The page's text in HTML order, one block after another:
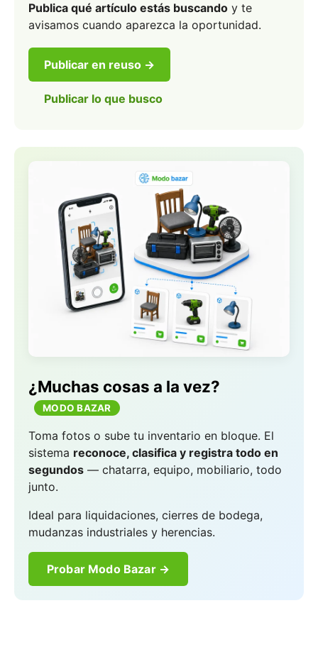
Publica qué artículo estás buscando y te
avisamos cuando aparezca la oportunidad.
Publicar en reuso →
Publicar lo que busco
¿Muchas cosas a la vez?
MODO BAZAR
Toma fotos o sube tu inventario en bloque. El
sistema reconoce, clasifica y registra todo en
segundos — chatarra, equipo, mobiliario, todo
junto.
Ideal para liquidaciones, cierres de bodega,
mudanzas industriales y herencias.
Probar Modo Bazar →